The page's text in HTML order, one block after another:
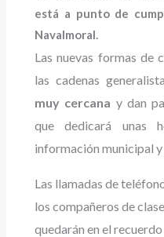
está a punto de
Navalmoral.
Las nuevas formas de
las cadenas
muy cercana y dan
que dedicará unas
información municipal
Las llamadas de
los compañeros de
quedarán en el